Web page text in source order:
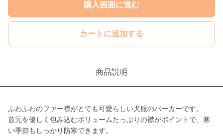
購入画面に進む
カートに追加する
商品説明
ふわふわのファー襟がとても可愛らしい犬服のパーカーです。
首元を優しく包み込むボリュームたっぷりの襟がポイントで、寒
い季節もしっかり防寒できます。